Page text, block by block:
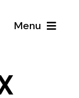
Menu